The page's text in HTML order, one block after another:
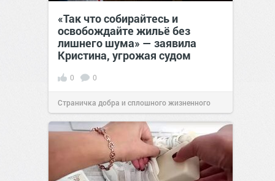
«Так что собирайтесь и
освобождайте жильё без
лишнего шума» — заявила
Кристина, угрожая судом
0 0
Страничка добра и сплошного жизненного
позитива!00:28Сегодня